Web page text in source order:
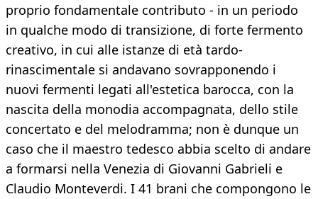
proprio fondamentale contributo - in un periodo
in qualche modo di transizione, di forte fermento
creativo, in cui alle istanze di età tardo-
rinascimentale si andavano sovrapponendo i
nuovi fermenti legati all'estetica barocca, con la
nascita della monodia accompagnata, dello stile
concertato e del melodramma; non è dunque un
caso che il maestro tedesco abbia scelto di andare
a formarsi nella Venezia di Giovanni Gabrieli e
Claudio Monteverdi. I 41 brani che compongono le